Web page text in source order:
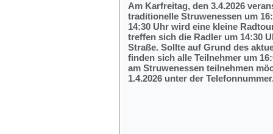
Am Karfreitag, den 3.4.2026
traditionelle Struwenessen um
14:30 Uhr wird eine kleine
treffen sich die Radler um 14:30
Straße. Sollte auf Grund des
finden sich alle Teilnehmer um
am Struwenessen teilnehmen
1.4.2026 unter der